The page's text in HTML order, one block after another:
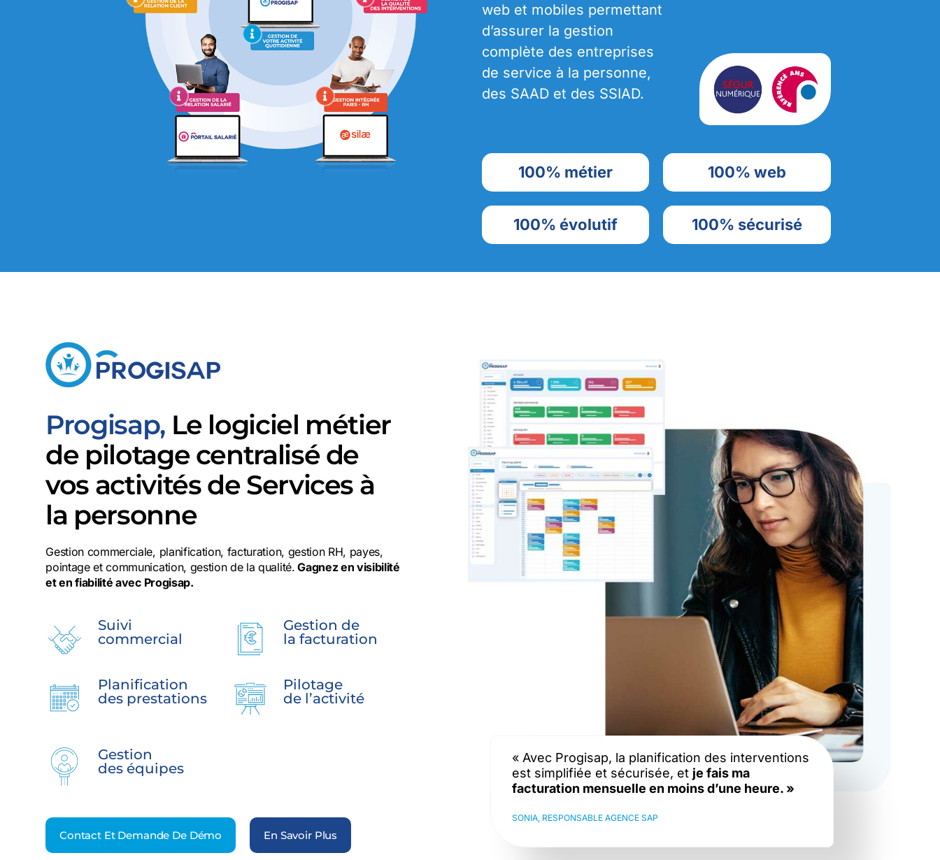
web et mobiles permettant
d’assurer la gestion
complète des entreprises
de service à la personne,
des SAAD et des SSIAD.
100% métier 100% web
100% évolutif 100% sécurisé
Progisap,Le logiciel métier
de pilotage centralisé de
vos activités de Services à
la personne
Gestion commerciale, planification, facturation, gestion RH, payes,
pointage et communication, gestion de la qualité. Gagnez en visibilité
et en fiabilité avec Progisap.
Suivi
commercial
Gestion de
la facturation
Planification
des prestations
Pilotage
de l’activité
Gestion
des équipes
Contact Et Demande De Démo En Savoir Plus
« Avec Progisap, la planification des interventions
est simplifiée et sécurisée, et je fais ma
facturation mensuelle en moins d’une heure. »
SONIA, RESPONSABLE AGENCE SAP